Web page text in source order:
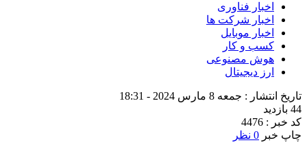
اخبار فناوری
اخبار شرکت ها
اخبار موبایل
کسب و کار
هوش مصنوعی
ارز دیجیتال
تاریخ انتشار : جمعه 8 مارس 2024 - 18:31
44 بازدید
کد خبر : 4476
چاپ خبر 0 نظر